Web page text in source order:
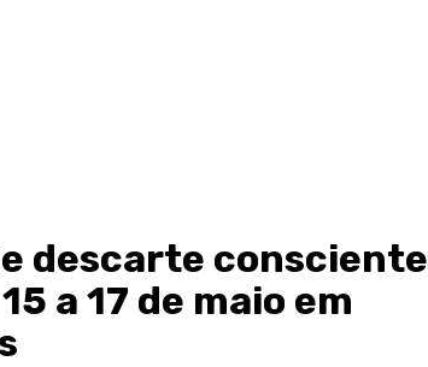
descarte consciente
a 17 de maio em